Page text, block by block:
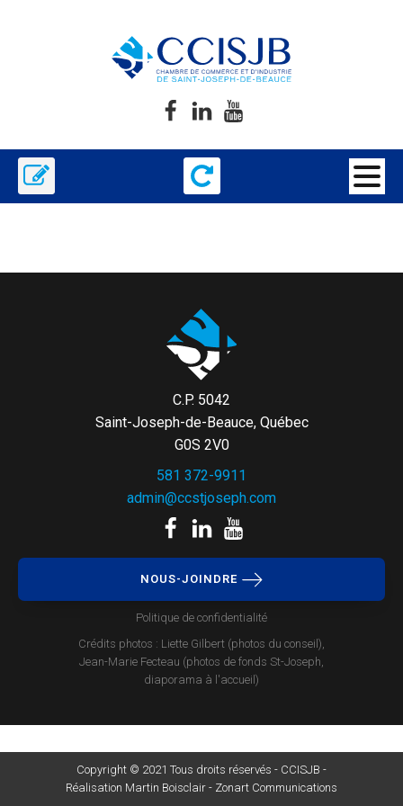
C.P. 5042
Saint-Joseph-de-Beauce, Québec
G0S 2V0
581 372-9911
admin@ccstjoseph.com
NOUS-JOINDRE
Politique de confidentialité
Crédits photos : Liette Gilbert (photos du conseil),
Jean-Marie Fecteau (photos de fonds St-Joseph,
diaporama à l'accueil)
Copyright © 2021 Tous droits réservés - CCISJB -
Réalisation Martin Boisclair - Zonart Communications